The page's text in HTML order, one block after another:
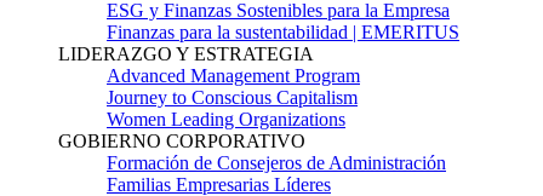
ESG y Finanzas Sostenibles para la Empresa
Finanzas para la sustentabilidad | EMERITUS
LIDERAZGO Y ESTRATEGIA
Advanced Management Program
Journey to Conscious Capitalism
Women Leading Organizations
GOBIERNO CORPORATIVO
Formación de Consejeros de Administración
Familias Empresarias Líderes